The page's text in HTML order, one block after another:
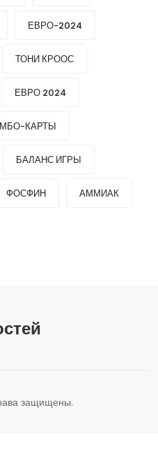
ЕВРО-2024
ТОНИ КРООС
ЕВРО 2024
КАРТЫ
БАЛАНС ИГРЫ
ФОСФИН АММИАК
защищены.